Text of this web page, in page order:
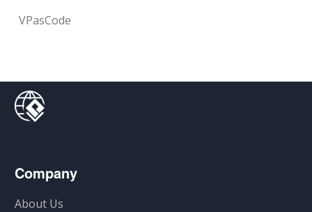
VPasCode
Company
About Us